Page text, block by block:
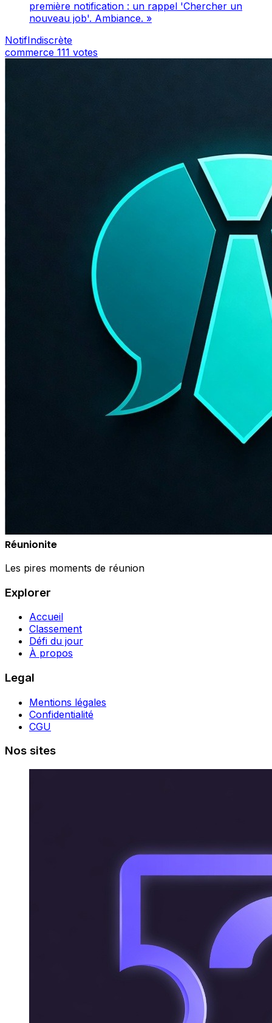
première notification : un rappel 'Chercher un
nouveau job'. Ambiance. »
NotifIndiscrète
commerce 111 votes
Réunionite
Les pires moments de réunion
Explorer
Accueil
Classement
Défi du jour
À propos
Legal
Mentions légales
Confidentialité
CGU
Nos sites